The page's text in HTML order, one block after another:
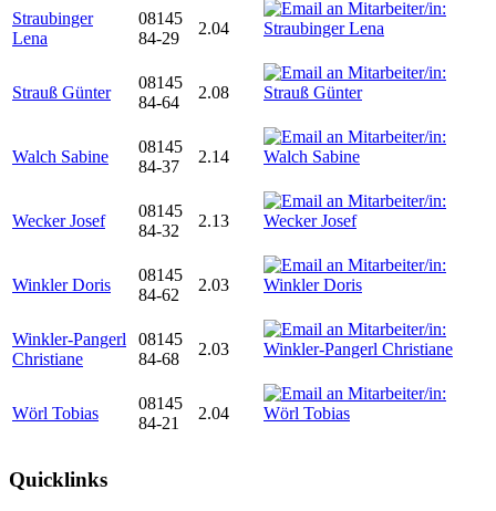
Straubinger
Lena
08145
84-29
2.04
Strauß Günter
08145
84-64
2.08
Walch Sabine
08145
84-37
2.14
Wecker Josef
08145
84-32
2.13
Winkler Doris
08145
84-62
2.03
Winkler-Pangerl
Christiane
08145
84-68
2.03
Wörl Tobias
08145
84-21
2.04
Quicklinks